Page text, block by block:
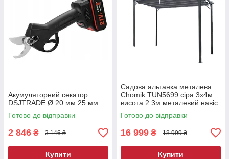
Акумуляторний секатор
DSJTRADE Ø 20 мм 25 мм
Готово до відправки
2 846 ₴ 3 146 ₴
Купити
Садова альтанка металева
Chomik TUN5699 сіра 3х4м
висота 2.3м металевий навіс
від сонця
Готово до відправки
16 999 ₴ 18 999 ₴
Купити